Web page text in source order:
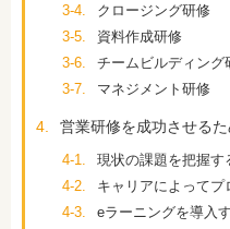
3-4.
クロージング研修
3-5.
資料作成研修
3-6.
チームビルディング
3-7.
マネジメント研修
4. 営業研修を成功させる
4-1.
現状の課題を把握す
4-2.
キャリアによってプ
4-3.
eラーニングを導入